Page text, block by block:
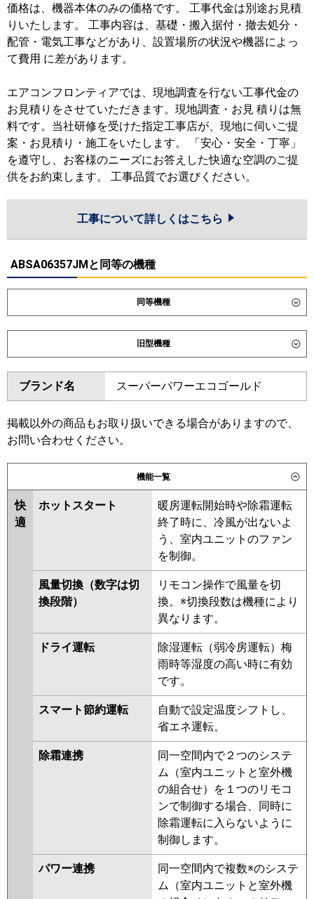
価格は、機器本体のみの価格です。 工事代金は別途お見積
りいたします。 工事内容は、基礎・搬入据付・撤去処分・
配管・電気工事などがあり、設置場所の状況や機器によっ
て費用 に差があります。
エアコンフロンティアでは、現地調査を行ない工事代金の
お見積りをさせていただきます。現地調査・お見 積りは無
料です。当社研修を受けた指定工事店が、現地に伺いご提
案・お見積り・施工をいたします。 「安心・安全・丁寧」
を遵守し、お客様のニーズにお答えした快適な空調のご提
供をお約束します。 工事品質でお選びください。
工事について詳しくはこちら
ABSA06357JMと同等の機種
同等機種
ダイキン SZRB63CV
東芝 GBSA06314JMUB
三菱電機 PDZ-ERMP63SG6
日立 RCB-GP63RSHJ12
三菱重工 FDRV636HK6S-sil
ca
パナソニック PA-P63F7SHC PA-P63F7SHNC
旧型機種
ダイキン SZRB63BYV SZRB63BJV
SZRB63BFV SZRB63BCV
東芝
RBSA06334JMUB
RBSA06334JMU RBSA06333JMU
ABEA06357JM
三菱電機 PDZ-ERMP63SG5
PDZ-
ERMP63SG4 PDZ-ERMP63SG3
PDZ-ERMP63SG2 PDZ-
ERMP63SGZ PDZ-ERMP63SGY
PDZ-ERMP63SGV
ERMP63SGR
日立 RCB-GP63RSHJ11 RCB-
GP63RSHJ9 RCB-GP63RSHJ8
RCB-GP63RSHJ7 RCB-
GP63RSHJ6 RCB-GP63RSHJ5
RCB-GP63RSHJ4
GP63RSHJ3
FDRV635HKA5SA-ca
FDRV635HKA5SA-sil
FDRV635HK5SA-ca
FDRV635HK5SA-sil
FDRV635HK5S-ca
FDRV635HK5S-
FDRV635HK5S-canvas
FDRV635HK5S-silent
パナソニック PA-P63F7SHB PA-P63F7SHNB
PA-P63F7SHN PA-P63F7SH PA-
P63F6SHB
PA-P63F6SHNB PA-
ブランド名 スーパーパワーエコゴールド
掲載以外の商品もお取り扱いできる場合がありますので、
お問い合わせください。
機能一覧
快
適
ホットスタート
暖房運転開始時や除霜運転
終了時に、冷風が出ないよ
う、室内ユニットのファン
を制御。
風量切換（数字は切
換段階）
リモコン操作で風量を切
換。※切換段数は機種により
異なります。
ドライ運転
除湿運転（弱冷房運転）梅
雨時等湿度の高い時に有効
です。
スマート節約運転
自動で設定温度シフトし、
省エネ運転。
除霜連携
同一空間内で２つのシステ
ム（室内ユニットと室外機
の組合せ）を１つのリモコ
ンで制御する場合、同時に
除霜運転に入らないように
制御します。
パワー連携
同一空間内で複数※のシステ
ム（室内ユニットと室外機